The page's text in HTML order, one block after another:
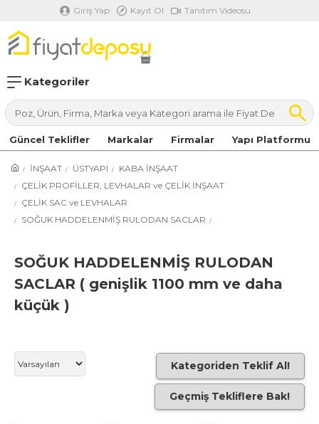
Giriş Yap Kayıt Ol Tanıtım Videosu
Kategoriler
Güncel Teklifler Markalar Firmalar Yapı Platformu
İNŞAAT ÜSTYAPI
KABA İNŞAAT
ÇELİK PROFİLLER, LEVHALAR ve ÇELİK İNŞAAT
ÇELİK SAC ve LEVHALAR
SOĞUK HADDELENMİŞ RULODAN SACLAR
SOĞUK HADDELENMİŞ RULODAN
SACLAR ( genişlik 1100 mm ve daha
küçük )
Kategoriden Teklif Al!
Geçmiş Tekliflere Bak!